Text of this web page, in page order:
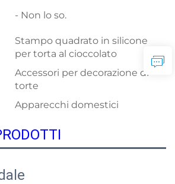
- Non lo so.
Stampo quadrato in silicone
per torta al cioccolato
Accessori per decorazione di
torte
Apparecchi domestici